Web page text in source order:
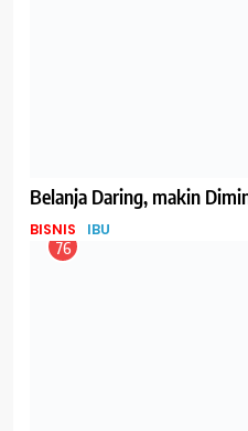
EVENT IBU
78
Kunci Supaya Tulang Sehat